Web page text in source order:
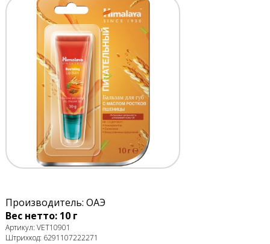
Производитель: ОАЭ
Вес нетто: 10 г
Артикул: VET10901
Штрихкод: 6291107222271